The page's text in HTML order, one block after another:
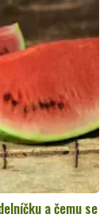
a čemu se